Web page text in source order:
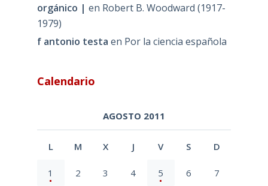
orgánico | en Robert B. Woodward (1917-
1979)
f antonio testa en Por la ciencia española
Calendario
AGOSTO 2011
L M X J V S D
1 2 3 4 5 6 7